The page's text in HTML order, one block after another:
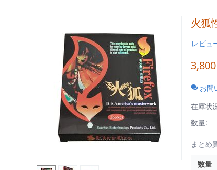
火狐
レビュ
3,800
お問
在庫状
数量:
まとめ
数量